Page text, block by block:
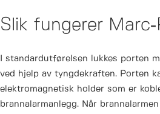
Slik fungerer
I standardutførelsen lukkes porten
ved hjelp av tyngdekraften. Porten
elektromagnetisk holder som er
brannalarmanlegg. Når